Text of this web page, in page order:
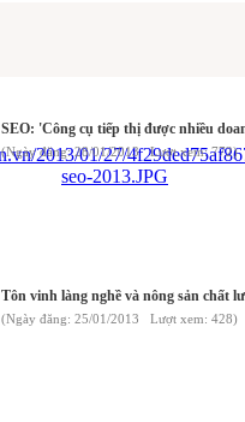
SEO: 'Công cụ tiếp thị được nhiều
(Ngày đăng: 28/01/2013 Lượt xem: 772)
Tôn vinh làng nghề và nông sản chất
(Ngày đăng: 25/01/2013 Lượt xem: 428)